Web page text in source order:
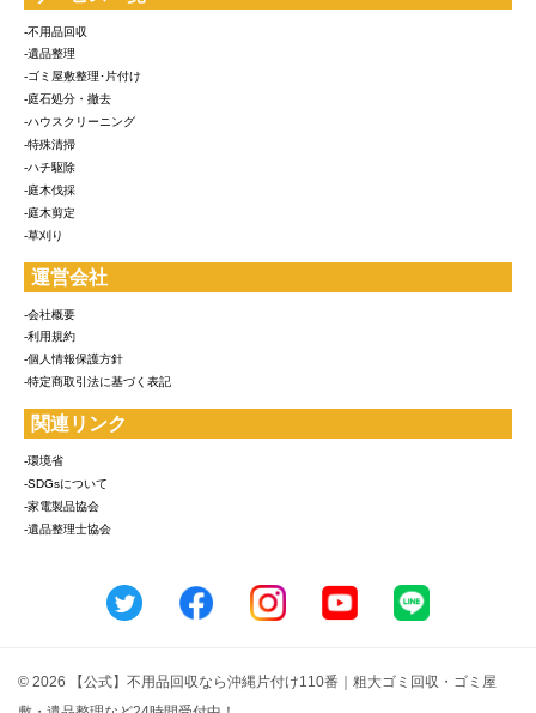
-不用品回収
-遺品整理
-ゴミ屋敷整理･片付け
-庭石処分・撤去
-ハウスクリーニング
-特殊清掃
-ハチ駆除
-庭木伐採
-庭木剪定
-草刈り
運営会社
-会社概要
-利用規約
-個人情報保護方針
-特定商取引法に基づく表記
関連リンク
-環境省
-SDGsについて
-家電製品協会
-遺品整理士協会
© 2026 【公式】不用品回収なら沖縄片付け110番｜粗大ゴミ回収・ゴミ屋